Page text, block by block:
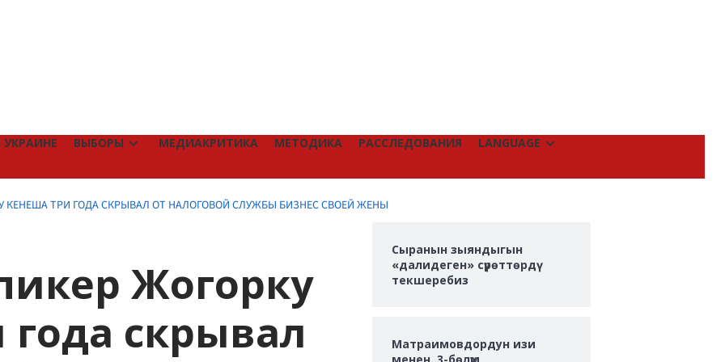
ВЫБОРЫ МЕДИАКРИТИКА МЕТОДИКА РАССЛЕДОВАНИЯ LANGUAGE
КЕНЕША ТРИ ГОДА СКРЫВАЛ ОТ НАЛОГОВОЙ СЛУЖБЫ БИЗНЕС СВОЕЙ ЖЕНЫ
Жогорку
скрывал
Сыранын зыяндыгын
«далидеген» сүрөттөрдү
текшеребиз
Матраимовдордун изи